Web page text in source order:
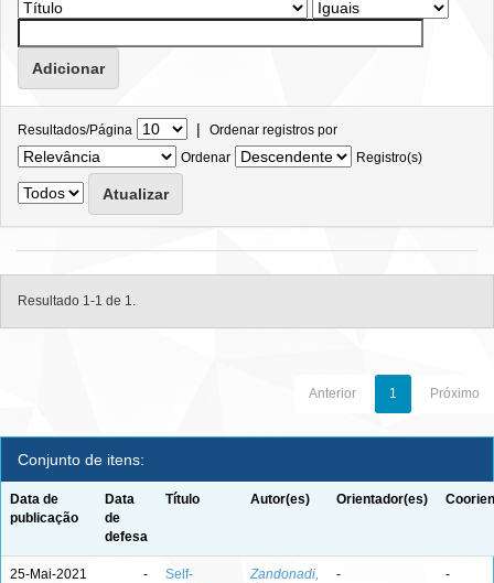
Resultados/Página | Ordenar registros por
Ordenar
Registro(s)
Resultado 1-1 de 1.
Anterior 1 Próximo
Conjunto de itens:
Data de
publicação
Data
de
defesa
Título Autor(es) Orientador(es)
25-Mai-2021 -
Self-
Zandonadi,
- -